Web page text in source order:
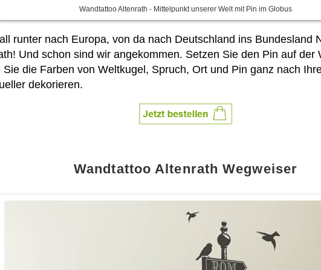
Wandtattoo Altenrath - Mittelpunkt unserer Welt mit Pin im Globus
runter nach Europa, von da nach Deutschland ins Bundesland
Und schon sind wir angekommen. Setzen Sie den Pin auf
Sie die Farben von Weltkugel, Spruch, Ort und Pin ganz nach
dekorieren.
Wandtattoo Altenrath Wegweiser